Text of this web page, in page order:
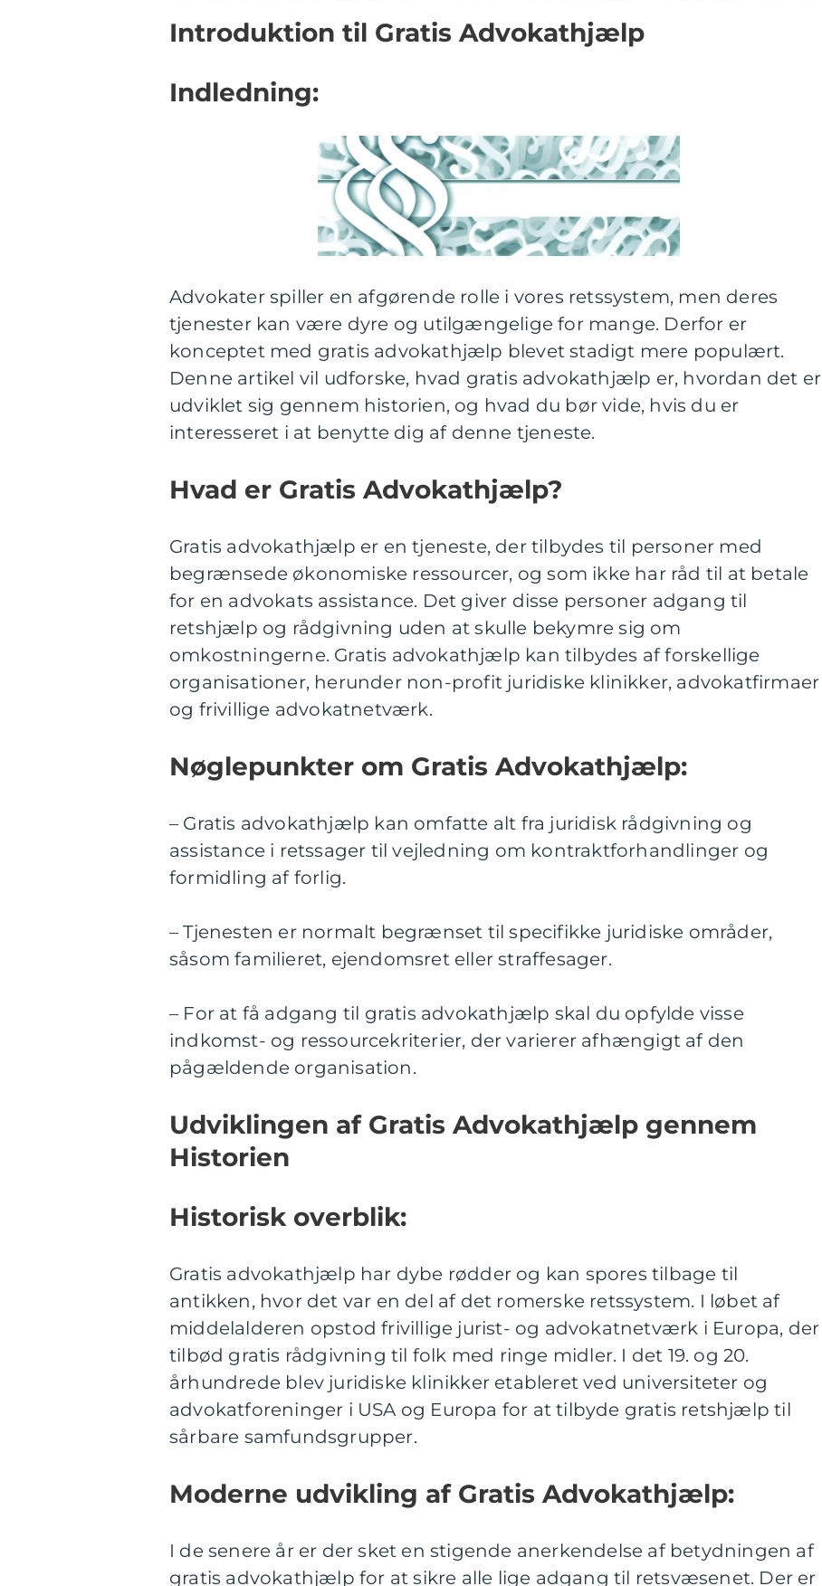
Introduktion til Gratis Advokathjælp
Indledning:
Advokater spiller en afgørende rolle i vores retssystem, men deres
tjenester kan være dyre og utilgængelige for mange. Derfor er
konceptet med gratis advokathjælp blevet stadigt mere populært.
Denne artikel vil udforske, hvad gratis advokathjælp er, hvordan det er
udviklet sig gennem historien, og hvad du bør vide, hvis du er
interesseret i at benytte dig af denne tjeneste.
Hvad er Gratis Advokathjælp?
Gratis advokathjælp er en tjeneste, der tilbydes til personer med
begrænsede økonomiske ressourcer, og som ikke har råd til at betale
for en advokats assistance. Det giver disse personer adgang til
retshjælp og rådgivning uden at skulle bekymre sig om
omkostningerne. Gratis advokathjælp kan tilbydes af forskellige
organisationer, herunder non-profit juridiske klinikker, advokatfirmaer
og frivillige advokatnetværk.
Nøglepunkter om Gratis Advokathjælp:
– Gratis advokathjælp kan omfatte alt fra juridisk rådgivning og
assistance i retssager til vejledning om kontraktforhandlinger og
formidling af forlig.
– Tjenesten er normalt begrænset til specifikke juridiske områder,
såsom familieret, ejendomsret eller straffesager.
– For at få adgang til gratis advokathjælp skal du opfylde visse
indkomst- og ressourcekriterier, der varierer afhængigt af den
pågældende organisation.
Udviklingen af Gratis Advokathjælp gennem
Historien
Historisk overblik:
Gratis advokathjælp har dybe rødder og kan spores tilbage til
antikken, hvor det var en del af det romerske retssystem. I løbet af
middelalderen opstod frivillige jurist- og advokatnetværk i Europa, der
tilbød gratis rådgivning til folk med ringe midler. I det 19. og 20.
århundrede blev juridiske klinikker etableret ved universiteter og
advokatforeninger i USA og Europa for at tilbyde gratis retshjælp til
sårbare samfundsgrupper.
Moderne udvikling af Gratis Advokathjælp:
I de senere år er der sket en stigende anerkendelse af betydningen af
gratis advokathjælp for at sikre alle lige adgang til retsvæsenet. Der er